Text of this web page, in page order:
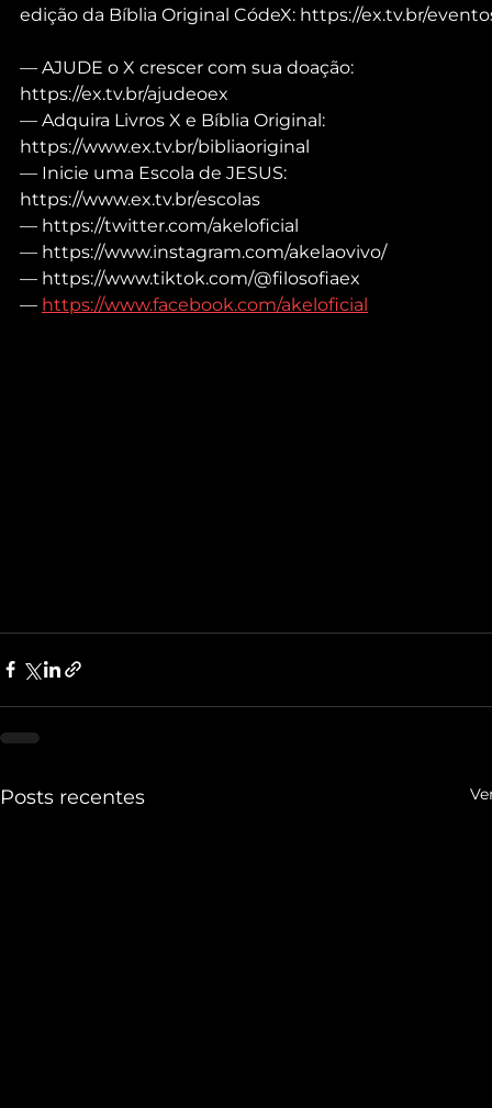
edição da Bíblia Original CódeX: https://ex.tv.br/
— AJUDE o X crescer com sua doação:
https://ex.tv.br/ajudeoex
— Adquira Livros X e Bíblia Original:
https://www.ex.tv.br/bibliaoriginal
— Inicie uma Escola de JESUS:
https://www.ex.tv.br/escolas
— https://twitter.com/akeloficial
— https://www.instagram.com/akelaovivo/
— https://www.tiktok.com/@filosofiaex
— https://www.facebook.com/akeloficial
Posts recentes